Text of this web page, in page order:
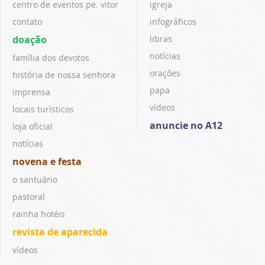
centro de eventos pe. vitor
contato
doação
família dos devotos
história de nossa senhora
imprensa
locais turísticos
loja oficial
notícias
novena e festa
o santuário
pastoral
rainha hotéis
revista de aparecida
vídeos
igreja
infográficos
libras
notícias
orações
papa
vídeos
anuncie no A12